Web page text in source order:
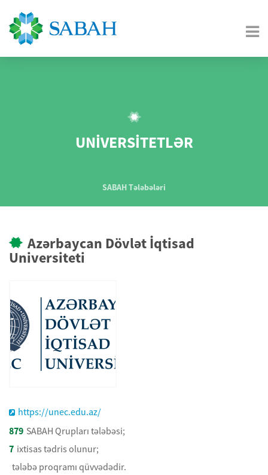
UNİVERSİTETLƏR
SABAH Tələbələri
Azərbaycan Dövlət İqtisad
Universiteti
https://unec.edu.az/
879 SABAH Qrupları tələbəsi;
7 ixtisas tədris olunur;
tələbə proqramı qüvvədədir.